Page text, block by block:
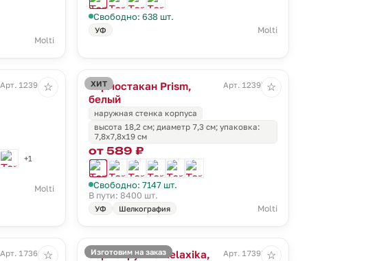
Molti
Свободно: 638 шт.
УФ Molti
Арт. 12394.11
+1
Molti
☆ ХИТ
Термостакан Prism,
белый
Арт. 12395.60
наружная стенка корпуса
высота 18,2 см; диаметр 7,3 см; упаковка:
7,8x7,8x19 см
от 589 ₽
Свободно: 7147 шт.
В пути: 8400 шт.
УФ Шелкография Molti
☆
Арт. 17366.40
☆ Изготовим на заказ
Термокружка Relaxika,
Арт. 17397.60
☆